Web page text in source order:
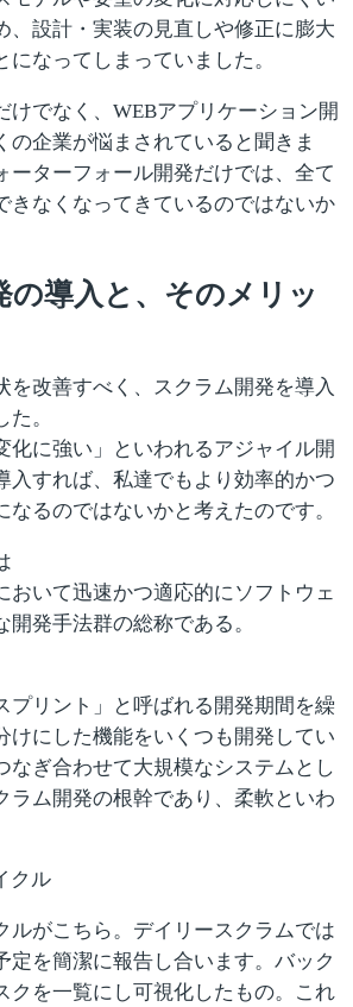
、設計・実装の見直しや修正に膨大
になってしまっていました。
けでなく、WEBアプリケーション開
の企業が悩まされていると聞きま
ーターフォール開発だけでは、全て
きなくなってきているのではないか
の導入と、そのメリッ
を改善すべく、スクラム開発を導入
。
化に強い」といわれるアジャイル開
入すれば、私達でもより効率的かつ
なるのではないかと考えたのです。
おいて迅速かつ適応的にソフトウェ
発手法群の総称である。
プリント」と呼ばれる開発期間を繰
けにした機能をいくつも開発してい
なぎ合わせて大規模なシステムとし
ラム開発の根幹であり、柔軟といわ
ルがこちら。デイリースクラムでは
定を簡潔に報告し合います。バック
クを一覧にし可視化したもの。これ